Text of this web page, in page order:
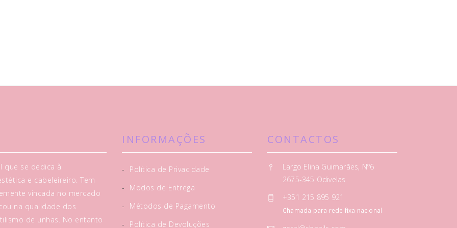
que se dedica à
e cabeleireiro. Tem
vincada no mercado
na qualidade dos
de unhas. No entanto
INFORMAÇÕES
-
Política de Privacidade
-
Modos de Entrega
-
Métodos de Pagamento
-
Política de Devoluções
CONTACTOS
Largo Elina Guimarães, Nº6
2675-345 Odivelas
+351 215 895 921
Chamada para rede fixa nacional